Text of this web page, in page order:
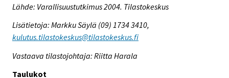
Lähde: Varallisuustutkimus 2004. Tilastokeskus
Lisätietoja: Markku Säylä (09) 1734 3410,
kulutus.tilastokeskus@tilastokeskus.fi
Vastaava tilastojohtaja: Riitta Harala
Taulukot